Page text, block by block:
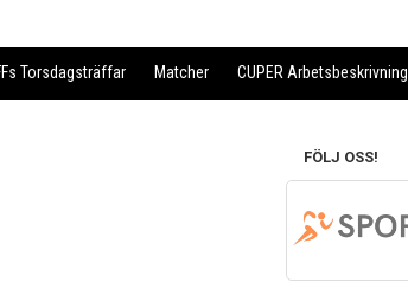
Torsdagsträffar Matcher CUPER Arbetsbeskrivning
FÖLJ OSS!